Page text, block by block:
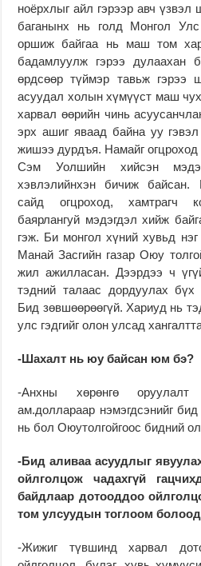
ноёрхлыг айл гэрээр авч үзвэл
баганынх нь голд Монгол
оршиж байгаа нь маш том
бадамлуулж гэрээ дулаахан
өрдсөөр түймэр тавьж гэрээ
асуудал холын хүмүүст маш
харвал өөрийн чинь
эрх ашиг яваад байна уу гэвэл
жишээ дурдъя. Намайг огцроход
Сэм Уолшийн хийсэн
хэвлэлийнхэн бичиж
сайд огцроход, хамтрагч
баярлангуй мэдэгдэл хийж
гэж. Би монгол хүний хувьд
Манай Засгийн газар Оюу
жил ажилласан. Дээрдээ ч
тэдний талаас дордуулах
Бид зөвшөөрөөгүй. Хариуд нь
улс гэдгийг олон улсад
-Шахалт нь юу байсан юм бэ?
-Анхны хөрөнгө
ам.доллараар нэмэгдсэнийг
нь бол Оюутолгойгоос бидний
-Бид аливаа асуудлыг
ойлголцож чадахгүй
байдлаар дотооддоо
том улсуудын тоглоом
-Жижиг түвшинд харвал